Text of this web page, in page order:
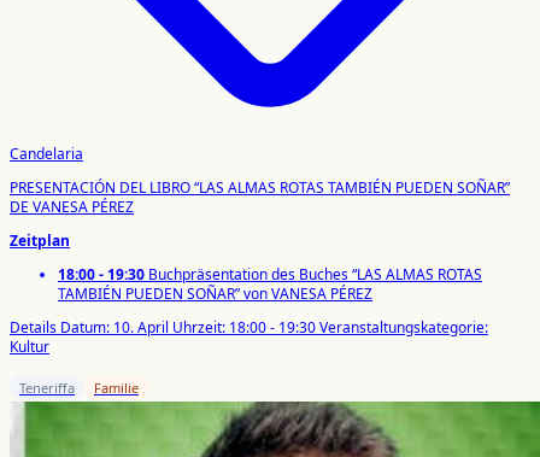
Candelaria
PRESENTACIÓN DEL LIBRO “LAS ALMAS ROTAS TAMBIÉN PUEDEN SOÑAR”
DE VANESA PÉREZ
Zeitplan
18:00 - 19:30 Buchpräsentation des Buches “LAS ALMAS ROTAS
TAMBIÉN PUEDEN SOÑAR” von VANESA PÉREZ
Details Datum: 10. April Uhrzeit: 18:00 - 19:30Veranstaltungskategorie:
Kultur
Teneriffa Familie